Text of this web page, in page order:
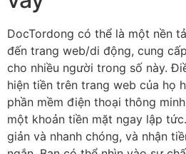
DocTordong có thể là một nền
đến trang web/di động, cung
cho nhiều người trong số này.
hiện tiền trên trang web của họ
phần mềm điện thoại thông
một khoản tiền mặt ngay lập
giản và nhanh chóng, và nhận